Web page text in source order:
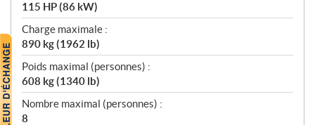
115 HP (86 kW)
Charge maximale :
890 kg (1962 lb)
Poids maximal (personnes) :
608 kg (1340 lb)
Nombre maximal (personnes) :
8